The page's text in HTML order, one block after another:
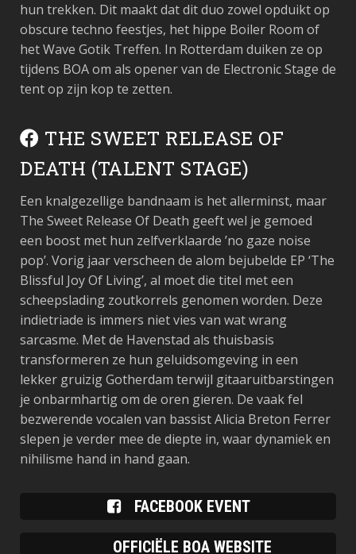
hun trekken. Dit maakt dat dit duo zowel opduikt op
obscure techno feestjes, het hippe Boiler Room of
het Wave Gotik Treffen. In Rotterdam duiken ze op
tijdens BOA om als opener van de Electronic Stage de
tent op zijn kop te zetten.
THE SWEET RELEASE OF
DEATH (TALENT STAGE)
Een knalgezellige bandnaam is het allerminst, maar
The Sweet Release Of Death geeft wel je gemoed
een boost met hun zelfverklaarde ’no gaze noise
pop’. Vorig jaar verscheen de alom bejubelde EP ‘The
Blissful Joy Of Living’, al moet die titel met een
scheepslading zoutkorrels genomen worden. Deze
indietriade is immers niet vies van wat wrang
sarcasme. Met de Havenstad als thuisbasis
transformeren ze hun geluidsomgeving in een
lekker gruizig Gotherdam terwijl gitaaruitbarstingen
je onbarmhartig om de oren gieren. De vaak fel
bezwerende vocalen van bassist Alicia Breton Ferrer
slepen je verder mee de diepte in, waar dynamiek en
nihilisme hand in hand gaan.
FACEBOOK EVENT
OFFICIËLE BOA WEBSITE